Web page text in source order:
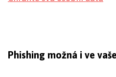
Phishing možná i ve